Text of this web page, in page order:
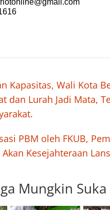
Kapasitas, Wali Kota
dan Lurah Jadi Mata,
PBM oleh FKUB,
Kesejahteraan
Mungkin Suka